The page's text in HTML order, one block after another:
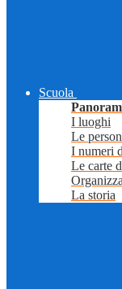
Scuola
I luoghi
Le
I numeri
Le carte
La storia